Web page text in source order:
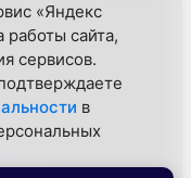
«Яндекс
сайта,
сервисов.
в